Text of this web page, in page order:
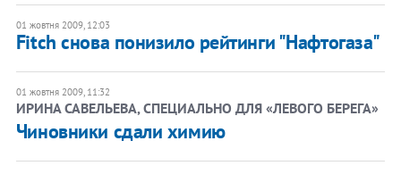
01 жовтня 2009, 12:03
Fitch снова понизило рейтинги "Нафтогаза"
01 жовтня 2009, 11:32
ИРИНА САВЕЛЬЕВА, СПЕЦИАЛЬНО ДЛЯ «ЛЕВОГО БЕРЕГА»
Чиновники сдали химию